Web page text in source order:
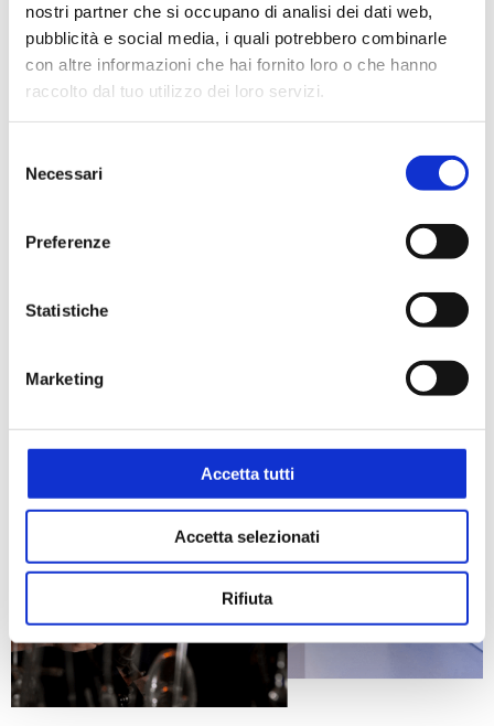
nostri partner che si occupano di analisi dei dati web,
pubblicità e social media, i quali potrebbero combinarle
con altre informazioni che hai fornito loro o che hanno
raccolto dal tuo utilizzo dei loro servizi.
delNecessari
Preferenze
Statistiche
Marketing
Accetta tutti
Accetta selezionati
Rifiuta